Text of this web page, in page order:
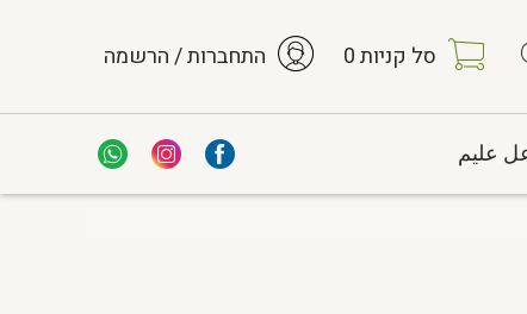
סל קניות0 התחברות / הרשמה
عليم